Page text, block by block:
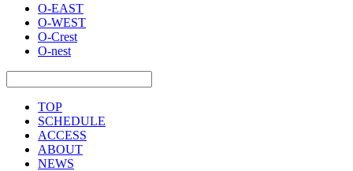
O-EAST
O-WEST
O-Crest
O-nest
TOP
SCHEDULE
ACCESS
ABOUT
NEWS